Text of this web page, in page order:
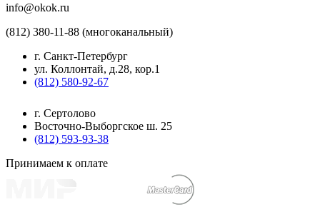
info@okok.ru
(812) 380-11-88 (многоканальный)
г. Санкт-Петербург
ул. Коллонтай, д.28, кор.1
(812) 580-92-67
г. Сертолово
Восточно-Выборгское ш. 25
(812) 593-93-38
Принимаем к оплате